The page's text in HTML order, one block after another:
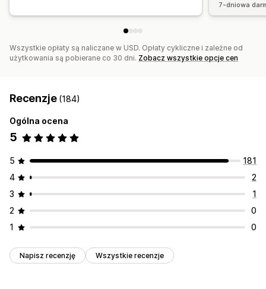
7-dniowa
Wszystkie opłaty są naliczane w USD. Opłaty cykliczne i zależne od
użytkowania są pobierane co 30 dni. Zobacz wszystkie opcje cen
Recenzje (184)
Ogólna ocena
5
5
181
4
2
3
1
2
0
1
0
Napisz recenzję Wszystkie recenzje